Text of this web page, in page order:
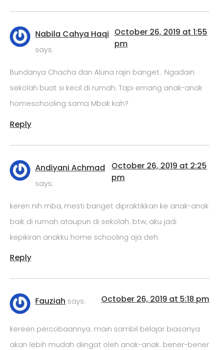
Nabila Cahya Haqi
says:
October 26, 2019 at 1:55
pm
Bundanya Chacha dan Aluna rajin banget.. Ngadain
sekolah buat si kecil di rumah. Tapi emang anak-anak
homeschooling sama Mbak kah?
Reply
Andiyani Achmad
says:
October 26, 2019 at 2:25
pm
keren nih mba, mesti banget dipraktikkan ke anak-anak
baik di rumah ataupun di sekolah. btw, aku jadi
kepikiran anakku home schooling aja deh.
Reply
Fauziah says: October 26, 2019 at 5:18 pm
kereen percobaannya. main sambil belajar biasanya
akan lebih mudah diingat oleh anak-anak. bener-bener